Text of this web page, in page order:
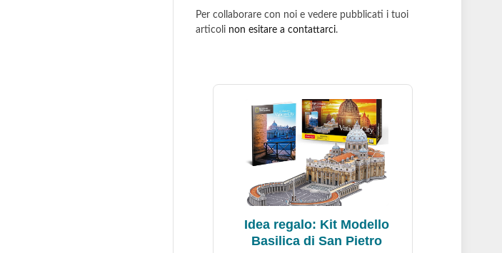
Per collaborare con noi e vedere pubblicati i tuoi
articoli non esitare a contattarci.
Idea regalo: Kit Modello
Basilica di San Pietro